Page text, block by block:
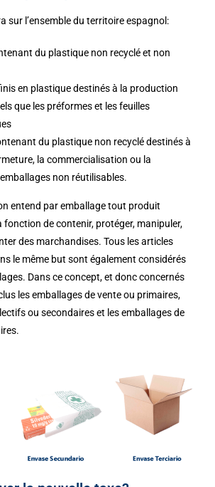
sur l’ensemble du territoire espagnol:
du plastique non recyclé et non
en plastique destinés à la production
que les préformes et les feuilles
du plastique non recyclé destinés à
la commercialisation ou la
non réutilisables.
entend par emballage tout produit
fonction de contenir, protéger, manipuler,
des marchandises. Tous les articles
le même but sont également considérés
Dans ce concept, et donc concernés
les emballages de vente ou primaires,
ou secondaires et les emballages de